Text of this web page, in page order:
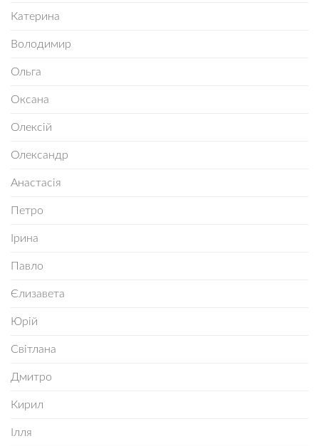
Катерина
Володимир
Ольга
Оксана
Олексій
Олександр
Анастасія
Петро
Ірина
Павло
Єлизавета
Юрій
Світлана
Дмитро
Кирил
Ілля